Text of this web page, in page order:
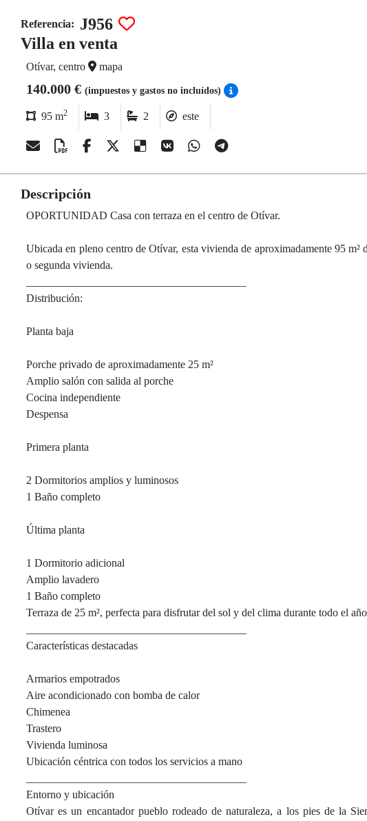
Referencia: J956
Villa en venta
Otívar, centro mapa
140.000 € (impuestos y gastos no incluídos)
95 m2 3 2 este
Descripción
OPORTUNIDAD Casa con terraza en el centro de Otívar.
Ubicada en pleno centro de Otívar, esta vivienda de aproximadamente 95
o segunda vivienda.
Distribución:
Planta baja
Porche privado de aproximadamente 25 m²
Amplio salón con salida al porche
Cocina independiente
Despensa
Primera planta
2 Dormitorios amplios y luminosos
1 Baño completo
Última planta
1 Dormitorio adicional
Amplio lavadero
1 Baño completo
Terraza de 25 m², perfecta para disfrutar del sol y del clima durante todo el año
Características destacadas
Armarios empotrados
Aire acondicionado con bomba de calor
Chimenea
Trastero
Vivienda luminosa
Ubicación céntrica con todos los servicios a mano
Entorno y ubicación
Otívar es un encantador pueblo rodeado de naturaleza, a los pies de la